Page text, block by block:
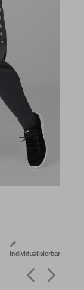
Individualisierbar